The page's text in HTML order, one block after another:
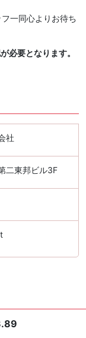
一同心よりお待ち
必要となります。
社
二東邦ビル3F